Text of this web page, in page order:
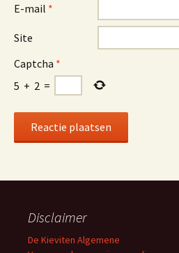
E-mail *
Site
Captcha *
5 + 2 =
Disclaimer
De Kieviten Algemene